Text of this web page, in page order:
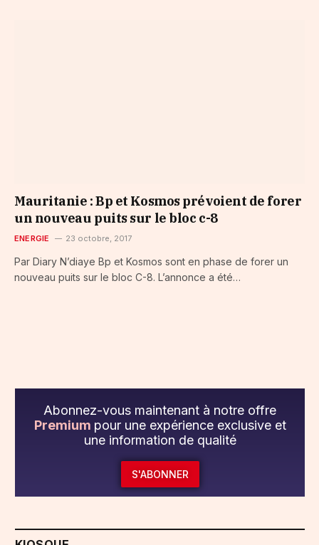
Mauritanie : Bp et Kosmos prévoient de forer
un nouveau puits sur le bloc c-8
ENERGIE 23 octobre, 2017
Par Diary N’diaye Bp et Kosmos sont en phase de forer un
nouveau puits sur le bloc C-8. L’annonce a été…
Abonnez-vous maintenant à notre offre
Premium pour une expérience exclusive et
une information de qualité
S'ABONNER